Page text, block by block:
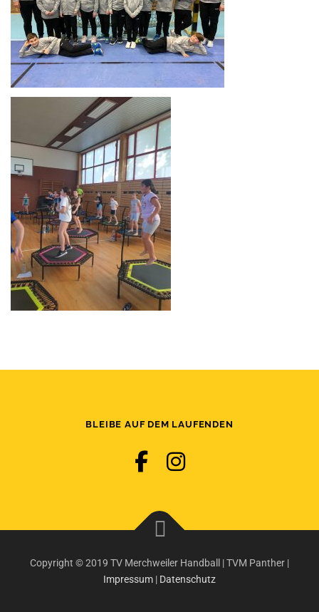
BLEIBE AUF DEM LAUFENDEN
Copyright © 2019 TV Merchweiler Handball | TVM Panther |
Impressum | Datenschutz